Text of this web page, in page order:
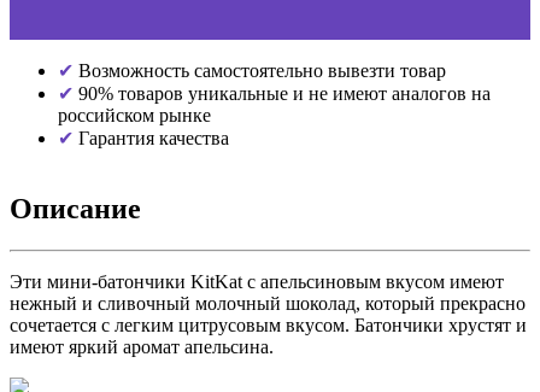
Возможность самостоятельно вывезти товар
90% товаров уникальные и не имеют аналогов на
российском рынке
Гарантия качества
Описание
Эти мини-батончики KitKat с апельсиновым вкусом имеют
нежный и сливочный молочный шоколад, который прекрасно
сочетается с легким цитрусовым вкусом. Батончики хрустят и
имеют яркий аромат апельсина.